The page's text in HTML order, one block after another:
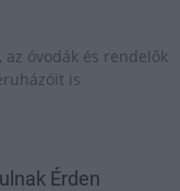
óvodák és rendelők
is
Érden